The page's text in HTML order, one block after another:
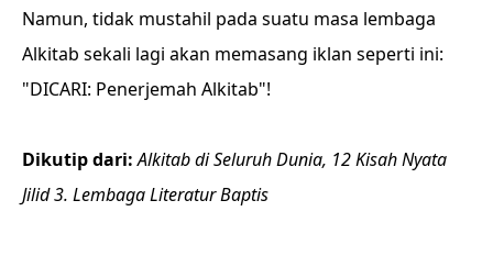
Namun, tidak mustahil pada suatu masa lembaga
Alkitab sekali lagi akan memasang iklan seperti ini:
"DICARI: Penerjemah Alkitab"!
Dikutip dari:Alkitab di Seluruh Dunia, 12 Kisah Nyata
Jilid 3. Lembaga Literatur Baptis